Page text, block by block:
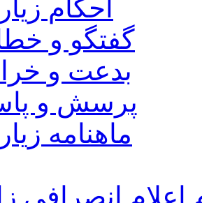
احکام
گفتگو و
بدعت و
پرسش و
ماهنامه
اعلام انصرافی